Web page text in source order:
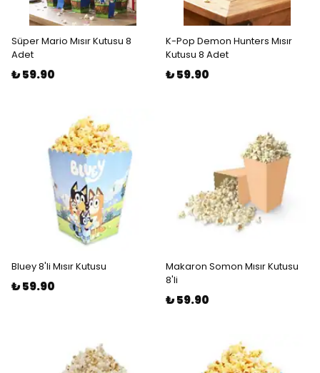
Süper Mario Mısır Kutusu 8
Adet
₺ 59.90
K-Pop Demon Hunters Mısır
Kutusu 8 Adet
₺ 59.90
Bluey 8'li Mısır Kutusu
₺ 59.90
Makaron Somon Mısır Kutusu
8'li
₺ 59.90